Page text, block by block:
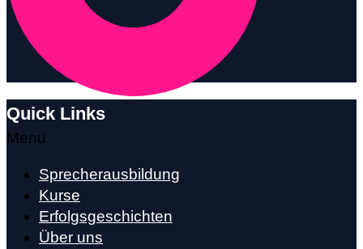
Quick Links
Menü
Sprecherausbildung
Kurse
Erfolgsgeschichten
Über uns